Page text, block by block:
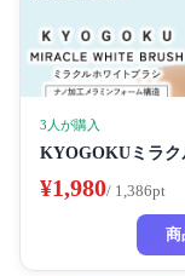
3人が購入
KYOGOKUミラク
¥1,980/ 1,386pt
商